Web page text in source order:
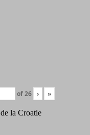
of26 › »
la Croatie